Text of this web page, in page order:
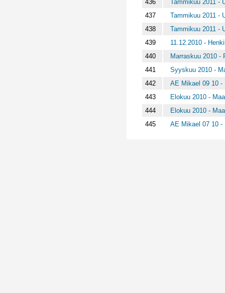
436
Tammikuu 2011
437
Tammikuu 2011 -
438
Tammikuu 2011 -
439
11.12.2010 -
440
Marraskuu 2010 -
441
Syyskuu 2010 -
442
AE Mikael 09 10 -
443
Elokuu 2010 -
444
Elokuu 2010 -
445
AE Mikael 07 10 -